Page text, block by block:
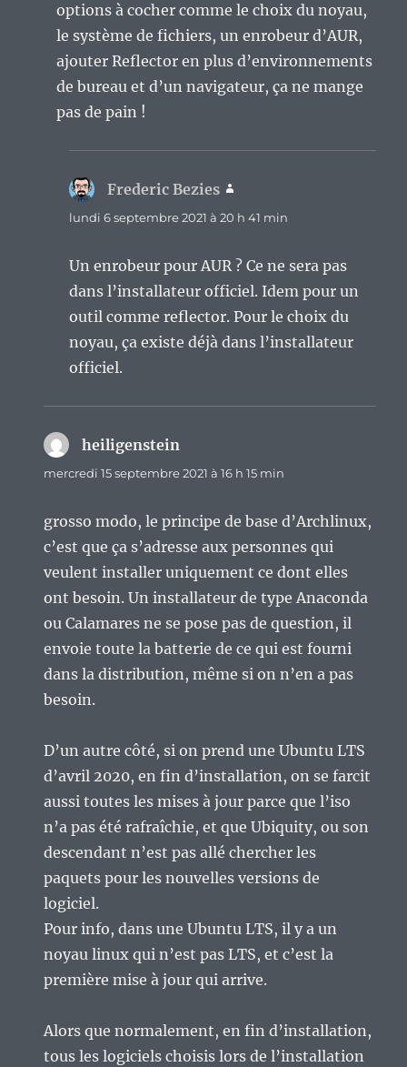
options à cocher comme le choix du noyau,
le système de fichiers, un enrobeur d’AUR,
ajouter Reflector en plus d’environnements
de bureau et d’un navigateur, ça ne mange
pas de pain !
Frederic Bezies
lundi 6 septembre 2021 à 20 h 41 min
Un enrobeur pour AUR ? Ce ne sera pas
dans l’installateur officiel. Idem pour un
outil comme reflector. Pour le choix du
noyau, ça existe déjà dans l’installateur
officiel.
heiligenstein
mercredi 15 septembre 2021 à 16 h 15 min
grosso modo, le principe de base d’Archlinux,
c’est que ça s’adresse aux personnes qui
veulent installer uniquement ce dont elles
ont besoin. Un installateur de type Anaconda
ou Calamares ne se pose pas de question, il
envoie toute la batterie de ce qui est fourni
dans la distribution, même si on n’en a pas
besoin.
D’un autre côté, si on prend une Ubuntu LTS
d’avril 2020, en fin d’installation, on se farcit
aussi toutes les mises à jour parce que l’iso
n’a pas été rafraîchie, et que Ubiquity, ou son
descendant n’est pas allé chercher les
paquets pour les nouvelles versions de
logiciel.
Pour info, dans une Ubuntu LTS, il y a un
noyau linux qui n’est pas LTS, et c’est la
première mise à jour qui arrive.
Alors que normalement, en fin d’installation,
tous les logiciels choisis lors de l’installation